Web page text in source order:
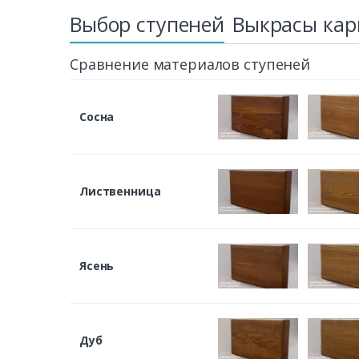
Выбор ступеней Выкрасы
Сравнение материалов ступеней
Сосна
Лиственница
Ясень
Дуб